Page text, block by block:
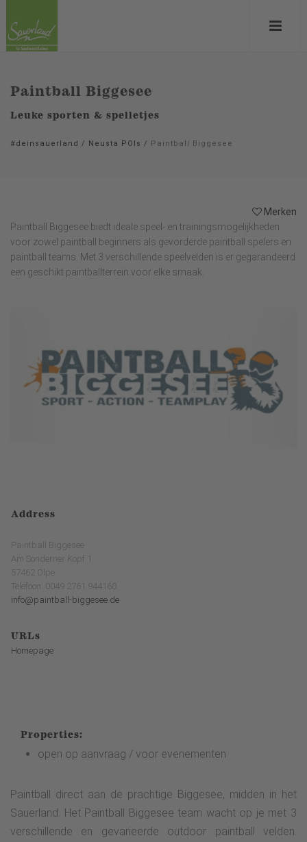
Paintball Biggesee
Leuke sporten & spelletjes
#deinsauerland / Neusta POIs / Paintball Biggesee
Merken
Paintball Biggesee biedt ideale speel- en trainingsmogelijkheden
voor zowel paintball beginners als gevorderde paintball spelers en
paintball teams. Met 3 verschillende speelvelden is er gegarandeerd
een geschikt paintballterrein voor elke smaak.
Address
Paintball Biggesee
Am Sonderner Kopf 1
57462 Olpe
Telefoon: 0049 2761 944160
info@paintball-biggesee.de
URLs
Homepage
Properties:
open op aanvraag / voor evenementen
Paintball direct aan de prachtige Biggesee, midden in het
Sauerland. Het Paintball Biggesee team wacht op je met 3
verschillende en gevarieerde outdoor paintball velden.